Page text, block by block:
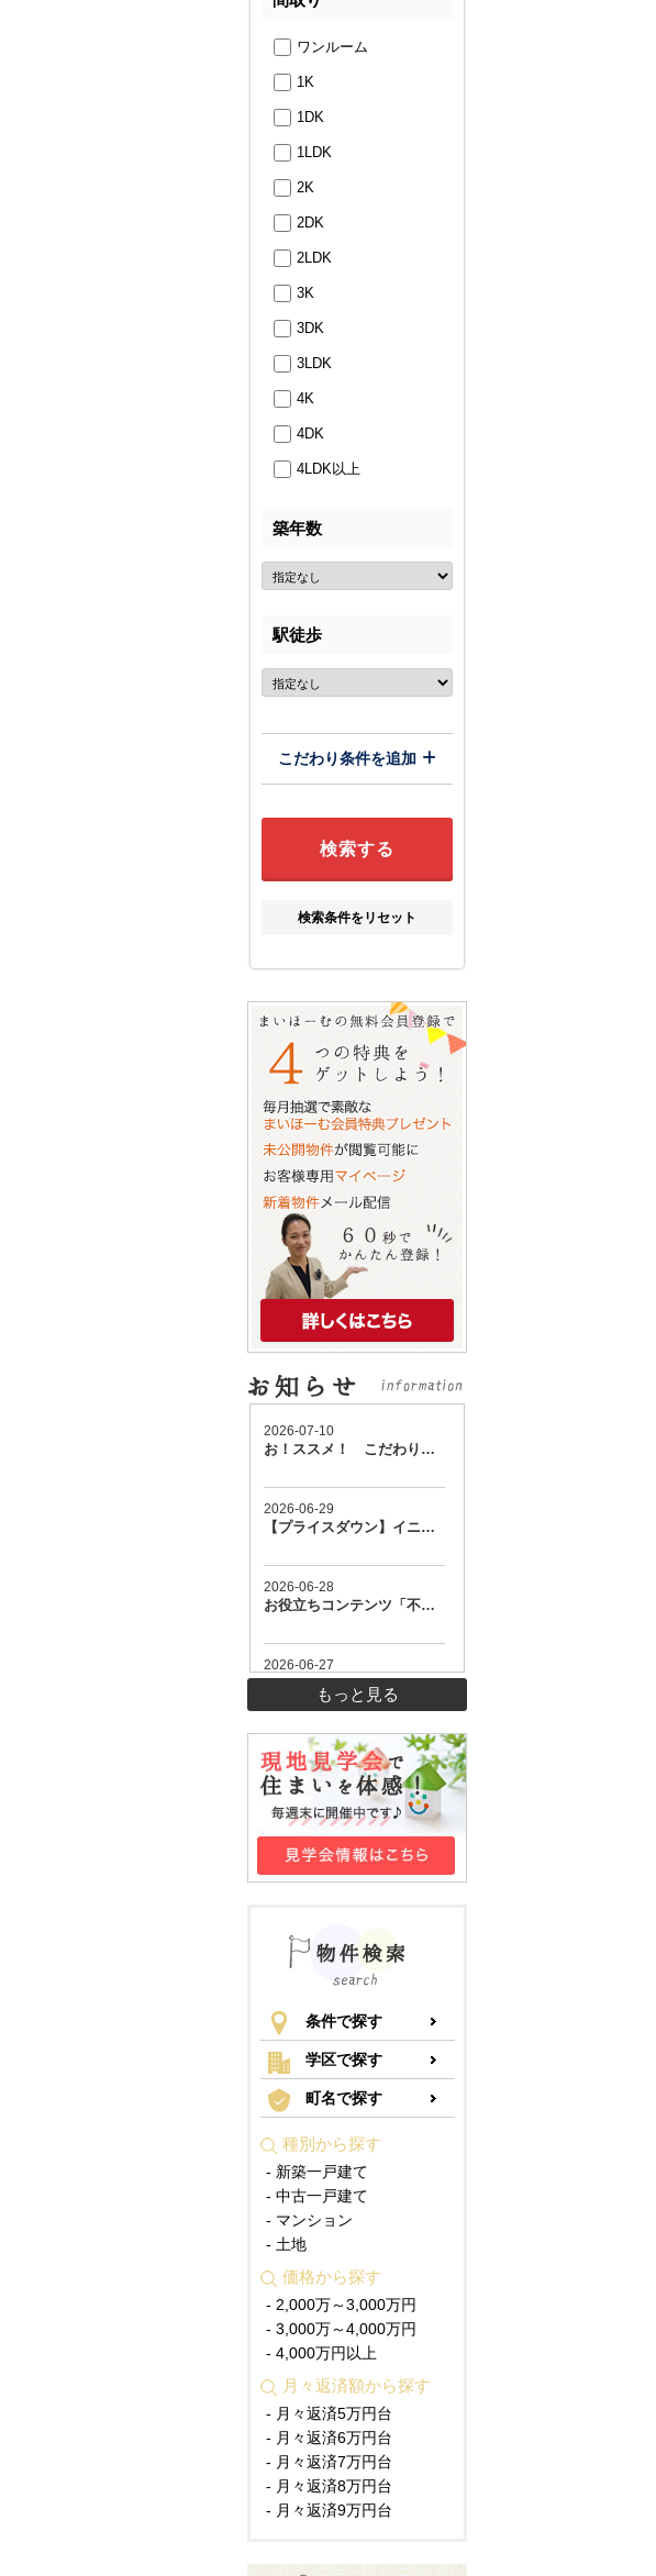
ワンルーム
1K
1DK
1LDK
2K
2DK
2LDK
3K
3DK
3LDK
4K
4DK
4LDK以上
築年数
駅徒歩
こだわり条件を追加
検索条件をリセット
もっと見る
条件で探す
学区で探す
町名で探す
種別から探す
- 新築一戸建て
- 中古一戸建て
- マンション
- 土地
価格から探す
- 2,000万～3,000万円
- 3,000万～4,000万円
- 4,000万円以上
月々返済額から探す
- 月々返済5万円台
- 月々返済6万円台
- 月々返済7万円台
- 月々返済8万円台
- 月々返済9万円台